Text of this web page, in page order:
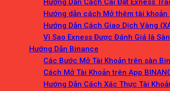
Hướng Dẫn Cách Cài Đặt Exness
Hướng dẫn cách Mở thêm tài
Hướng Dẫn Cách Giao Dịch Vàng
Vì Sao Exness Được Đánh Giá là
Hướng Dẫn Binance
Các Bước Mở Tài Khoản trên sàn
Cách Mở Tài Khoản trên App
Hướng Dẫn Cách Xác Thực Tài